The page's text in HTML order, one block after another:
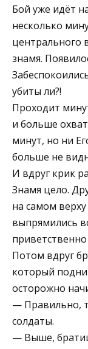
Бой уже идёт
несколько
центрального
знамя.
убиты ли?!
Проходит
и больше
минут, но ни
больше не
И вдруг крик
Знамя цело.
на самом
выпрямились
Потом вдруг
который
осторожно
— Правильно,
солдаты.
— Выше,